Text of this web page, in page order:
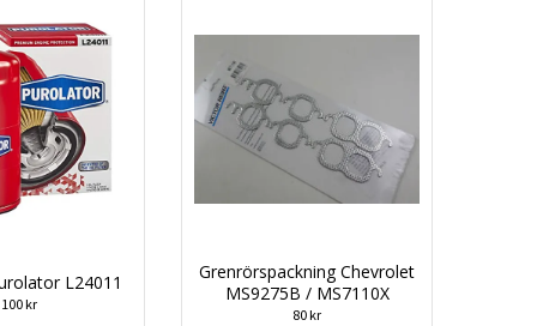
L24011
100 kr
Grenrörspackning Chevrolet
MS9275B / MS7110X
80 kr